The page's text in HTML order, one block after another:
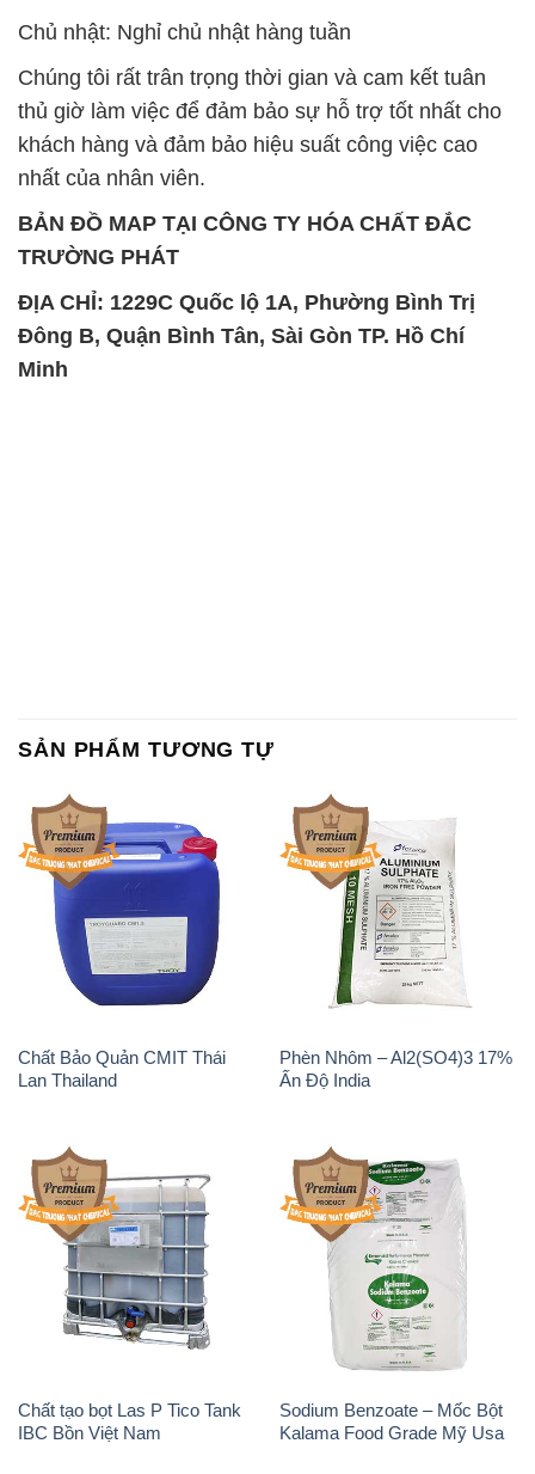
nhất của nhân viên.
BẢN ĐỒ MAP TẠI CÔNG TY HÓA CHẤT ĐẮC
TRƯỜNG PHÁT
ĐỊA CHỈ: 1229C Quốc lộ 1A, Phường Bình Trị
Đông B, Quận Bình Tân, Sài Gòn TP. Hồ Chí
Minh
Chất Bảo Quản CMIT Thái
Lan Thailand
Phèn Nhôm – Al2(SO4)3 17%
Ấn Độ India
Chất tạo bọt Las P Tico Tank
IBC Bồn Việt Nam
Sodium Benzoate – Mốc Bột
Kalama Food Grade Mỹ Usa